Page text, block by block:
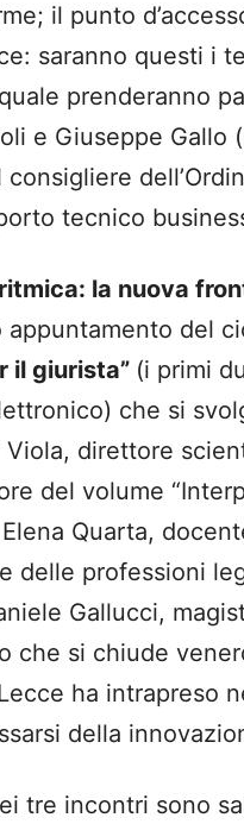
il punto
saranno questi i
prenderanno
e Giuseppe Gallo
tecnico
la nuova
appuntamento del
il giurista” (i primi
che si
Viola, direttore
del volume
Quarta,
delle professioni
Gallucci,
che si chiude
ha intrapreso
della
tre incontri sono